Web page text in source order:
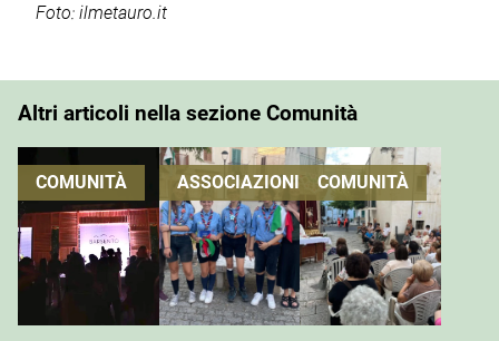
Foto: ilmetauro.it
Altri articoli nella sezione Comunità
COMUNITÀ ASSOCIAZIONI COMUNITÀ